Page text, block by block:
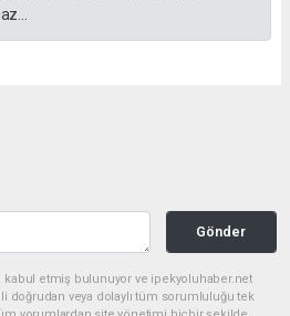
Gönder
kabul etmiş bulunuyor ve ipekyoluhaber.net
doğrudan veya dolaylı tüm sorumluluğu tek